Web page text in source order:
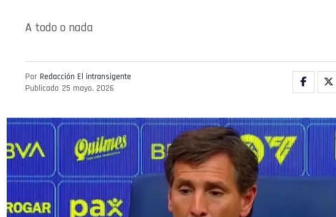
A todo o nada
Por Redacción El intransigente
Publicado 25 mayo, 2026